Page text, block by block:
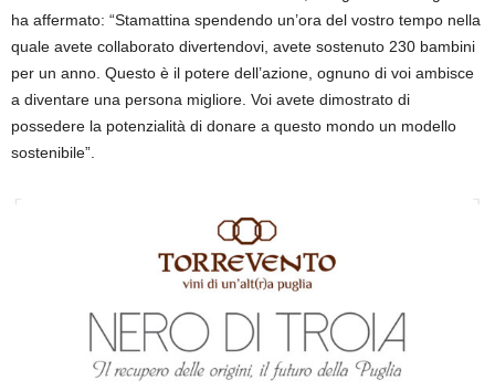
ha affermato: “Stamattina spendendo un’ora del vostro tempo nella
quale avete collaborato divertendovi, avete sostenuto 230 bambini
per un anno. Questo è il potere dell’azione, ognuno di voi ambisce
a diventare una persona migliore. Voi avete dimostrato di
possedere la potenzialità di donare a questo mondo un modello
sostenibile”.